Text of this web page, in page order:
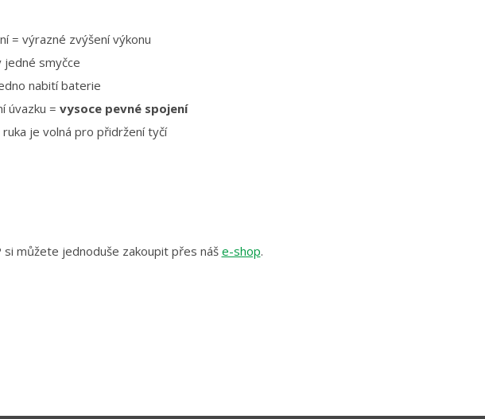
= výrazné zvýšení výkonu
smyčce
nabití baterie
úvazku = vysoce pevné spojení
je volná pro přidržení tyčí
si můžete jednoduše zakoupit přes náš e-shop.